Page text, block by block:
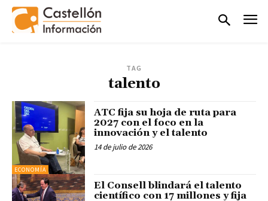
TAG
talento
ECONOMÍA
ATC fija su hoja de ruta para
2027 con el foco en la
innovación y el talento
14 de julio de 2026
El Consell blindará el talento
científico con 17 millones y fija